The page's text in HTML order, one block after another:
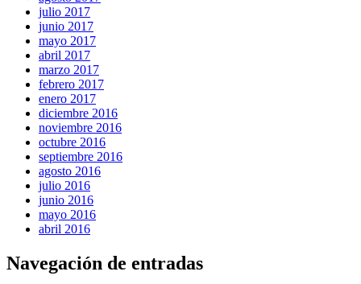
julio 2017
junio 2017
mayo 2017
abril 2017
marzo 2017
febrero 2017
enero 2017
diciembre 2016
noviembre 2016
octubre 2016
septiembre 2016
agosto 2016
julio 2016
junio 2016
mayo 2016
abril 2016
Navegación de entradas